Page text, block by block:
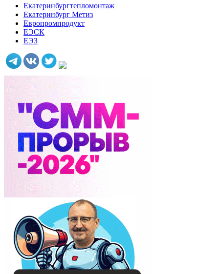
Екатеринбургтепломонтаж
Екатеринбург Метиз
Европромпродукт
ЕЭСК
ЕЭЗ